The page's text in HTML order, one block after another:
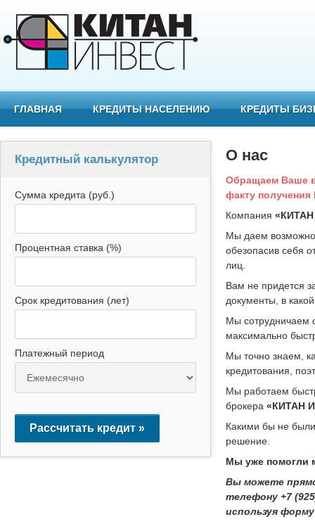
ГЛАВНАЯ КРЕДИТЫ НАСЕЛЕНИЮ КРЕДИТЫ
О нас
Обращаем Ваше
факту
Компания
Мы даем
обезопасив себя
лиц.
Вам не придется
документы, в
Мы сотрудничаем
максимально
Мы точно знаем,
кредитования,
Мы работаем
брокера «КИТАН
Какими бы не
решение.
Мы уже помогли
Вы можете
телефону +7
используя
Кредитный калькулятор
Сумма кредита (руб.)
Процентная ставка (%)
Срок кредитования (лет)
Платежный период
Рассчитать кредит »